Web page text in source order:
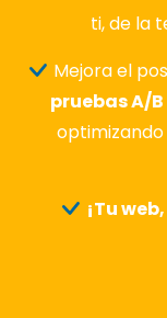
ti, de la
Mejora el
pruebas A/B
¡Tu